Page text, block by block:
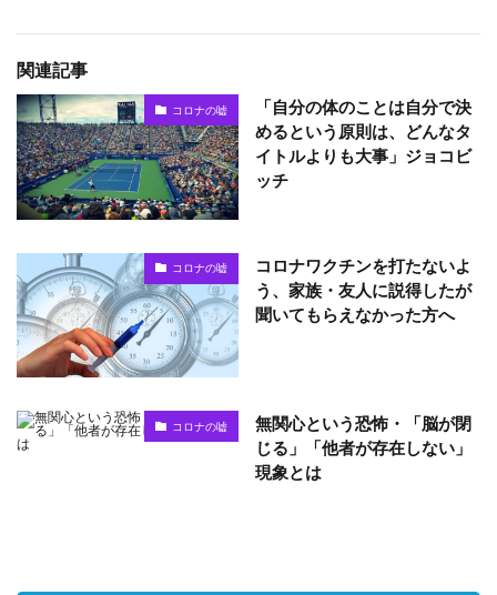
関連記事
コロナの嘘
「自分の体のことは自分で決
めるという原則は、どんなタ
イトルよりも大事」ジョコビ
ッチ
コロナの嘘
コロナワクチンを打たないよ
う、家族・友人に説得したが
聞いてもらえなかった方へ
コロナの嘘
無関心という恐怖・「脳が閉
じる」「他者が存在しない」
現象とは